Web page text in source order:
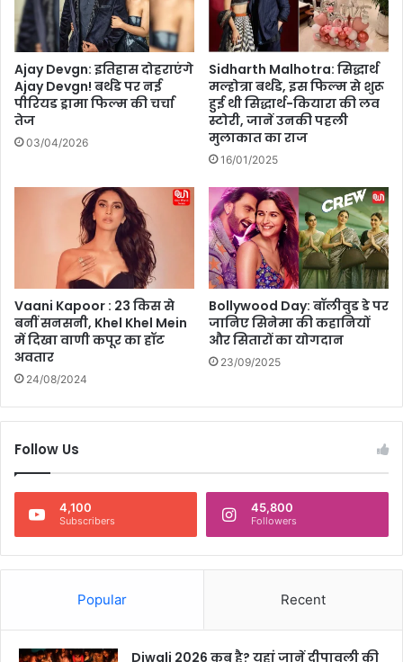
ख्य
मं
त्री
आ
ज
क
रें
वि
स्ता
र
से
की
अ
पी
ल
Ajay Devgn: इतिहास दोहराएंगे
Ajay Devgn! बर्थडे पर नई
पीरियड ड्रामा फिल्म की चर्चा
तेज
03/04/2026
Sidharth Malhotra: सिद्धार्थ
मल्होत्रा बर्थडे, इस फिल्म से शुरू
हुई थी सिद्धार्थ-कियारा की लव
स्टोरी, जानें उनकी पहली
मुलाकात का राज
16/01/2025
Vaani Kapoor : 23 किस से
बनीं सनसनी, Khel Khel Mein
में दिखा वाणी कपूर का हॉट
अवतार
24/08/2024
Bollywood Day: बॉलीवुड डे पर
जानिए सिनेमा की कहानियों
और सितारों का योगदान
23/09/2025
Follow Us
4,100
Subscribers
45,800
Followers
Popular Recent
Diwali 2026 कब है? यहां जानें दीपावली की